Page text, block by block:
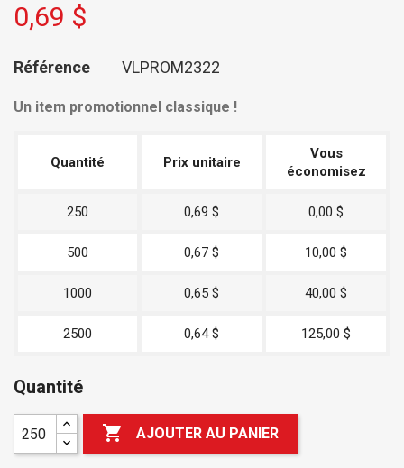
0,69 $
Référence VLPROM2322
Un item promotionnel classique !
Quantité Prix unitaire
Vous
économisez
250 0,69 $ 0,00 $
500 0,67 $ 10,00 $
1000 0,65 $ 40,00 $
2500 0,64 $ 125,00 $
Quantité
 AJOUTER AU PANIER